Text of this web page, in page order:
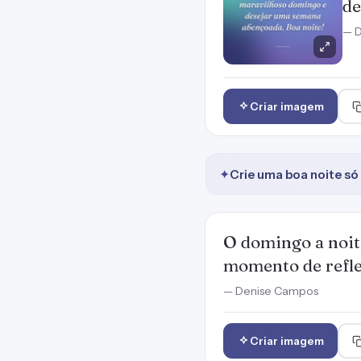
—
Criar imagem
✦Crie uma boa noite só
O domingo a
momento de
— Denise Campos
Criar imagem